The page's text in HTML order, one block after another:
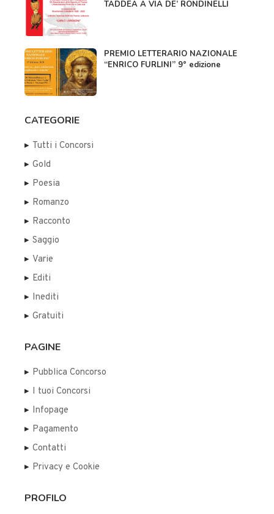
TADDEA A VIA DE’ RONDINELLI
PREMIO LETTERARIO NAZIONALE
“ENRICO FURLINI” 9° edizione
CATEGORIE
Tutti i Concorsi
Gold
Poesia
Romanzo
Racconto
Saggio
Varie
Editi
Inediti
Gratuiti
PAGINE
Pubblica Concorso
I tuoi Concorsi
Infopage
Pagamento
Contatti
Privacy e Cookie
PROFILO